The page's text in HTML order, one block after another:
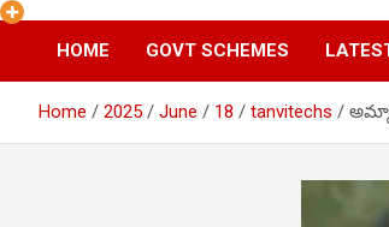
HOME GOVT SCHEMES
Home 2025 June 18 tanvitechs